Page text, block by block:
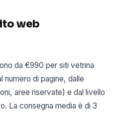
web
da €990 per siti vetrina
numero di pagine, dalle
aree riservate) e dal livello
La consegna media è di 3